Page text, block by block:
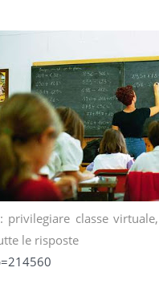
privilegiare classe
le risposte